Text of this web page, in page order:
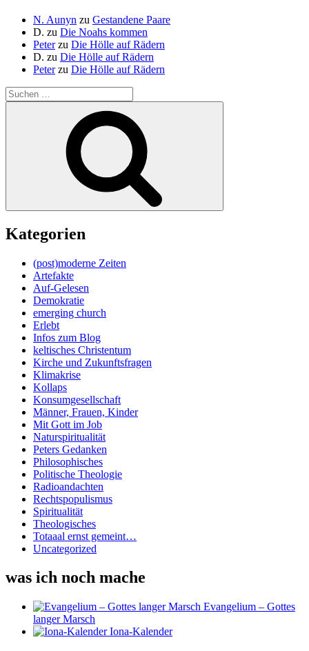
N. Aunyn zu Gestandene Paare
D. zu Die Noahs kommen
Peterzu Die Hölle auf Rädern
D. zu Die Hölle auf Rädern
Peterzu Die Hölle auf Rädern
Suche
nach:
Kategorien
(post)moderne Zeiten
Artefakte
Auf-Gelesen
Demokratie
emerging church
Erlebt
Infos zum Blog
keltisches Christentum
Kirche und Zukunftsfragen
Klimakrise
Kollaps
Konsumgesellschaft
Männer, Frauen, Kinder
Mit Gott im Job
Naturspiritualität
Peters Gedanken
Philosophisches
Politische Theologie
Radioandachten
Rechtspopulismus
Spiritualität
Theologisches
Totaaal ernst gemeint…
Uncategorized
was ich noch mache
Evangelium – Gottes
langer Marsch
Iona-Kalender